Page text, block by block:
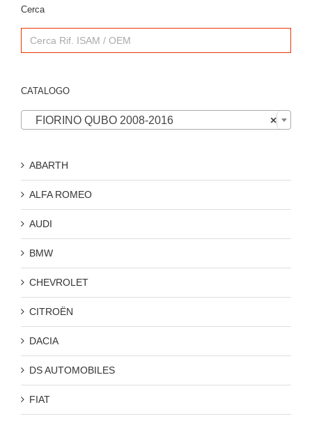
Cerca
Search
for:
CATALOGO
×
FIORINO QUBO 2008-2016
ABARTH
ALFA ROMEO
AUDI
BMW
CHEVROLET
CITROËN
DACIA
DS AUTOMOBILES
FIAT